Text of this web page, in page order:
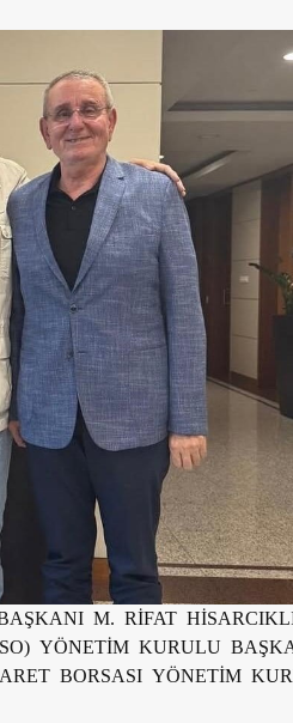
M. RİFAT
YÖNETİM KURULU
BORSASI YÖNETİM